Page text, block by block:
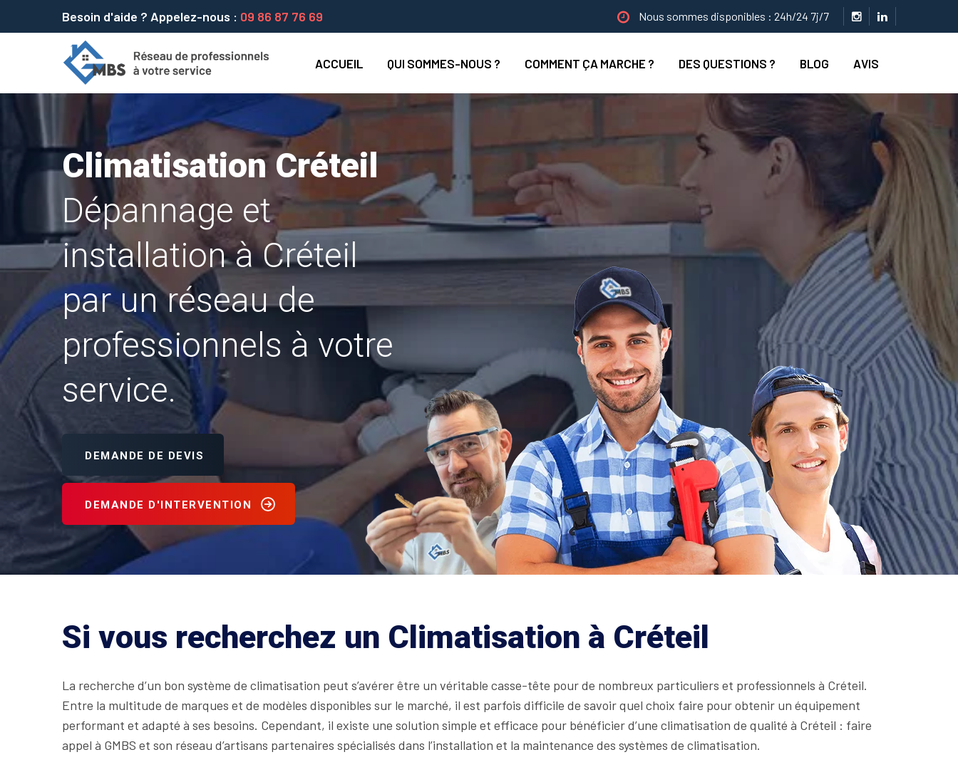
Besoin d'aide ? Appelez-nous : 09 86 87 76 69 Nous sommes disponibles : 24h/24 7j/7
ACCUEIL QUI SOMMES-NOUS ? COMMENT ÇA MARCHE ? DES QUESTIONS ? BLOG AVIS
Climatisation Créteil
Dépannage et
installation à Créteil
par un réseau de
professionnels à votre
service.
DEMANDE DE DEVIS
DEMANDE D'INTERVENTION
Si vous recherchez un Climatisation à Créteil
La recherche d’un bon système de climatisation peut s’avérer être un véritable casse-tête pour de nombreux particuliers et professionnels à Créteil.
Entre la multitude de marques et de modèles disponibles sur le marché, il est parfois difficile de savoir quel choix faire pour obtenir un équipement
performant et adapté à ses besoins. Cependant, il existe une solution simple et efficace pour bénéficier d’une climatisation de qualité à Créteil : faire
appel à GMBS et son réseau d’artisans partenaires spécialisés dans l’installation et la maintenance des systèmes de climatisation.